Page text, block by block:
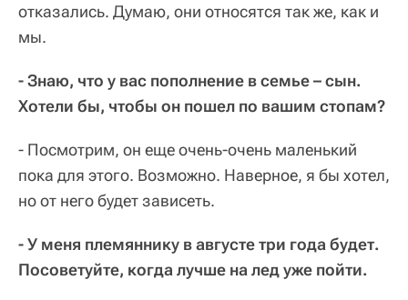
отказались. Думаю, они относятся так же, как и
мы.
- Знаю, что у вас пополнение в семье – сын.
Хотели бы, чтобы он пошел по вашим стопам?
- Посмотрим, он еще очень-очень маленький
пока для этого. Возможно. Наверное, я бы хотел,
но от него будет зависеть.
- У меня племяннику в августе три года будет.
Посоветуйте, когда лучше на лед уже пойти.